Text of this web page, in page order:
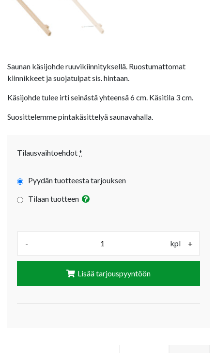
Saunan käsijohde ruuvikiinnityksellä. Ruostumattomat
kiinnikkeet ja suojatulpat sis. hintaan.
Käsijohde tulee irti seinästä yhteensä 6 cm. Käsitila 3 cm.
Suosittelemme pintakäsittelyä saunavahalla.
Tilausvaihtoehdot*
Pyydän tuotteesta tarjouksen
Tilaan tuotteen
- kpl +
Lisää tarjouspyyntöön